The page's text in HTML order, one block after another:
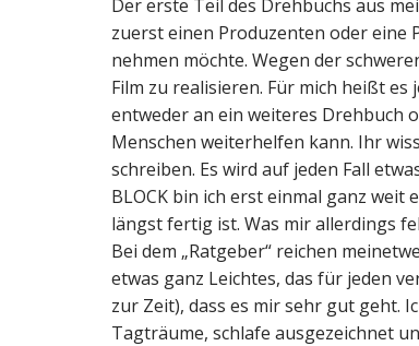
Der erste Teil des Drehbuchs aus
zuerst einen Produzenten oder eine
nehmen möchte. Wegen der
Film zu realisieren. Für mich heißt
entweder an ein weiteres Drehbuch
Menschen weiterhelfen kann. Ihr
schreiben. Es wird auf jeden Fall
BLOCK bin ich erst einmal ganz weit
längst fertig ist. Was mir allerdings
Bei dem „Ratgeber“ reichen
etwas ganz Leichtes, das für jeden
zur Zeit), dass es mir sehr gut geht.
Tagträume, schlafe ausgezeichnet